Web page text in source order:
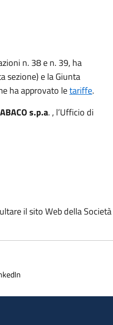
n. 38 e n. 39, ha
sezione) e la Giunta
ha approvato letariffe.
s.p.a. , l’Ufficio di
il sito Web della Società